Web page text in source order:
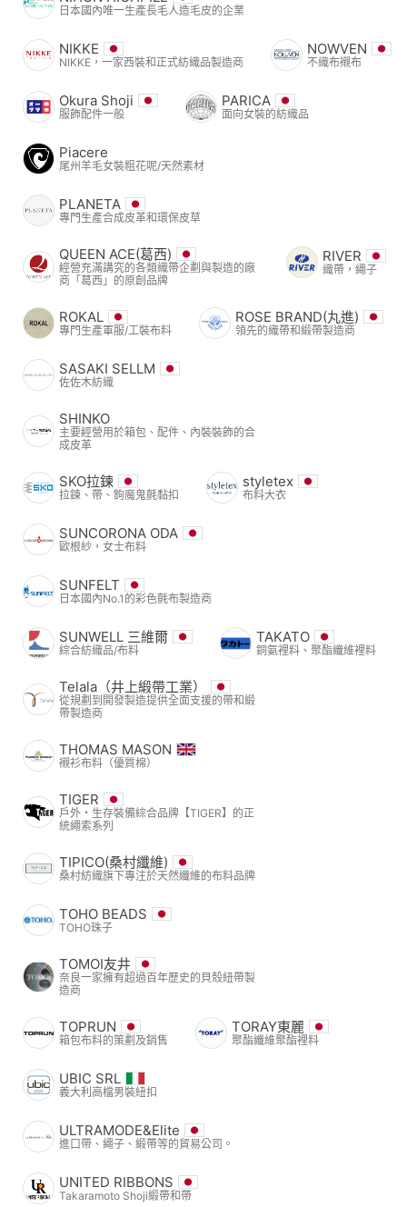
日本國內唯一生產長毛人造毛皮的企業
NIKKE
NIKKE，一家西裝和正式紡織品製造商
NOWVEN
不織布襯布
Okura Shoji
服飾配件一般
PARICA
面向女裝的紡織品
Piacere
尾州羊毛女裝粗花呢/天然素材
PLANETA
專門生產合成皮革和環保皮草
QUEEN ACE(葛西)
經營充滿講究的各類織帶企劃與製造的廠
商「葛西」的原創品牌
RIVER
織帶，繩子
ROKAL
專門生產軍服/工裝布料
ROSE BRAND(丸進)
領先的織帶和緞帶製造商
SASAKI SELLM
佐佐木紡織
SHINKO
主要經營用於箱包、配件、內裝裝飾的合
成皮革
SKO拉鍊
拉鍊、帶、鉤魔鬼氈黏扣
styletex
布料大衣
SUNCORONA ODA
歐根紗，女士布料
SUNFELT
日本國內No.1的彩色氈布製造商
SUNWELL 三維爾
綜合紡織品/布料
TAKATO
銅氨裡料、聚酯纖維裡料
Telala（井上緞帶工業）
從規劃到開發製造提供全面支援的帶和緞
帶製造商
THOMAS MASON
襯衫布料（優質棉）
TIGER
戶外・生存裝備綜合品牌【TIGER】的正
統繩索系列
TIPICO(桑村纖維)
桑村紡織旗下專注於天然纖維的布料品牌
TOHO BEADS
TOHO珠子
TOMOI友井
奈良一家擁有超過百年歷史的貝殼紐帶製
造商
TOPRUN
箱包布料的策劃及銷售
TORAY東麗
聚酯纖維聚酯裡料
UBIC SRL
義大利高檔男裝紐扣
ULTRAMODE&Elite
進口帶、繩子、緞帶等的貿易公司。
UNITED RIBBONS
Takaramoto Shoji緞帶和帶